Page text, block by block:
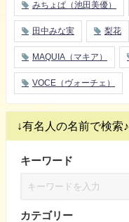
みちょぱ（池田美優）
田中みな実 梨花
MAQUIA（マキア）
VOCE（ヴォーチェ）
↓有名人の名前で検索♪
キーワード
カテゴリー